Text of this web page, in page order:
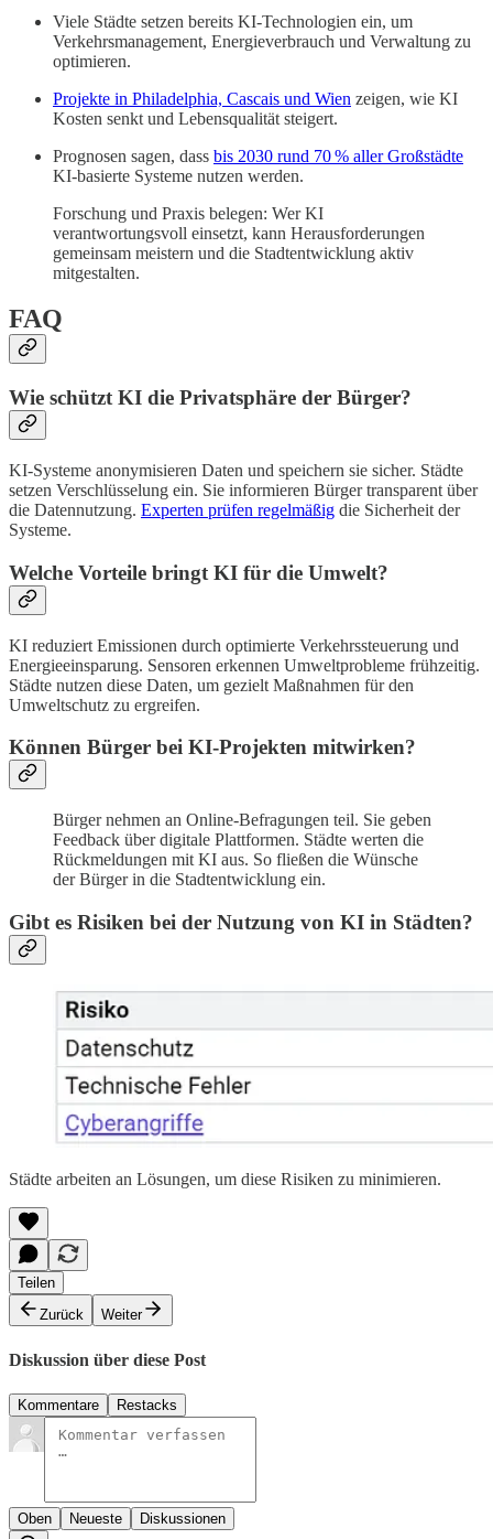
Viele Städte setzen bereits KI-Technologien ein, um
Verkehrsmanagement, Energieverbrauch und Verwaltung zu
optimieren.
Projekte in Philadelphia, Cascais und Wien zeigen, wie KI
Kosten senkt und Lebensqualität steigert.
Prognosen sagen, dass bis 2030 rund 70 % aller Großstädte
KI-basierte Systeme nutzen werden.
Forschung und Praxis belegen: Wer KI
verantwortungsvoll einsetzt, kann Herausforderungen
gemeinsam meistern und die Stadtentwicklung aktiv
mitgestalten.
FAQ
Wie schützt KI die Privatsphäre der Bürger?
KI-Systeme anonymisieren Daten und speichern sie sicher. Städte
setzen Verschlüsselung ein. Sie informieren Bürger transparent über
die Datennutzung. Experten prüfen regelmäßig die Sicherheit der
Systeme.
Welche Vorteile bringt KI für die Umwelt?
KI reduziert Emissionen durch optimierte Verkehrssteuerung und
Energieeinsparung. Sensoren erkennen Umweltprobleme frühzeitig.
Städte nutzen diese Daten, um gezielt Maßnahmen für den
Umweltschutz zu ergreifen.
Können Bürger bei KI-Projekten mitwirken?
Bürger nehmen an Online-Befragungen teil. Sie geben
Feedback über digitale Plattformen. Städte werten die
Rückmeldungen mit KI aus. So fließen die Wünsche
der Bürger in die Stadtentwicklung ein.
Gibt es Risiken bei der Nutzung von KI in Städten?
Städte arbeiten an Lösungen, um diese Risiken zu minimieren.
Teilen
Zurück
Weiter
Diskussion über diese Post
Kommentare Restacks
Oben Neueste Diskussionen